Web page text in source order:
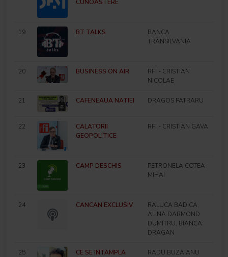
CUNOASTERE
19 BT TALKS
BANCA
TRANSILVANIA
20 BUSINESS ON AIR
RFI - CRISTIAN
NICOLAE
21 CAFENEAUA NATIEI DRAGOS PATRARU
22
CALATORII
GEOPOLITICE
RFI - CRISTIAN GAVA
23 CAMP DESCHIS
PETRONELA COTEA
MIHAI
24 CANCAN EXCLUSIV
RALUCA BADICA,
ALINA DARMOND
DUMITRU, BIANCA
DRAGAN
25 CE SE INTAMPLA RADU BUZAIANU